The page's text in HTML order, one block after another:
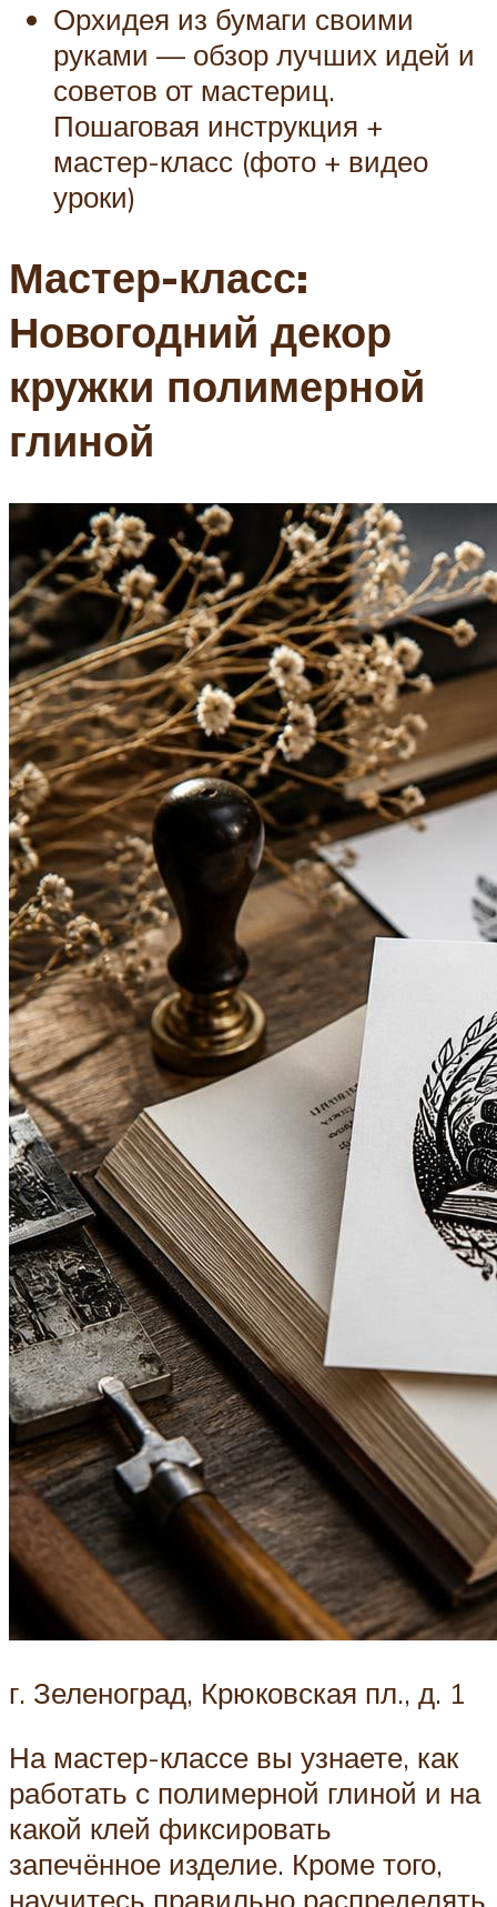
Орхидея из бумаги своими
руками — обзор лучших идей и
советов от мастериц.
Пошаговая инструкция +
мастер-класс (фото + видео
уроки)
Мастер-класс:
Новогодний декор
кружки полимерной
глиной
г. Зеленоград, Крюковская пл., д. 1
На мастер-классе вы узнаете, как
работать с полимерной глиной и на
какой клей фиксировать
запечённое изделие. Кроме того,
научитесь правильно распределять